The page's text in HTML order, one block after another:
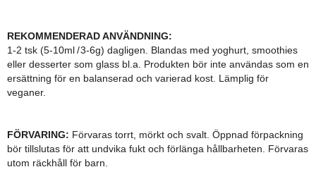
REKOMMENDERAD ANVÄNDNING:
1-2 tsk (5-10ml / 3-6g) dagligen. Blandas med yoghurt, smoothies
eller desserter som glass bl.a. Produkten bör inte användas som en
ersättning för en balanserad och varierad kost. Lämplig för
veganer.
FÖRVARING: Förvaras torrt, mörkt och svalt. Öppnad förpackning
bör tillslutas för att undvika fukt och förlänga hållbarheten. Förvaras
utom räckhåll för barn.